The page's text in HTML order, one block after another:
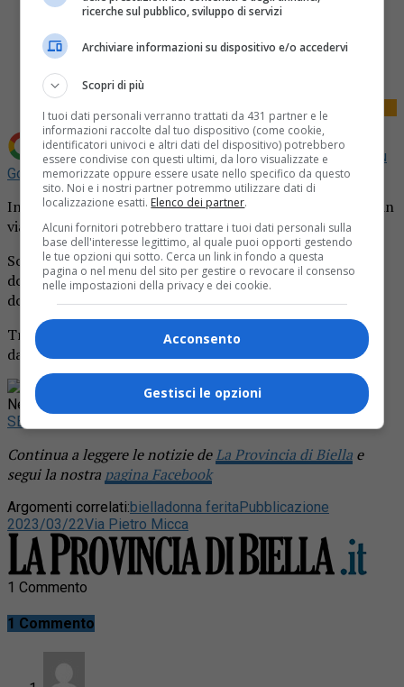
Share
Tweet
Aggiungi La Provincia di Biella come Fonte preferita su
Google
Incidente questa mattina davanti a una pizzeria di Biella, in
via Pietro Micca.
Sono intervenuti i volontari del 118 per soccorrere una
donna ferita e per il trasporto all’ospedale di Ponderano
dove riceverà le cure del caso.
Tra i primi a prestarle soccorso, i dipendenti del locale
davanti al quale è avvenuto il fatto.
Rimani aggiornato seguendoci su Google
News!
SEGUICI
Continua a leggere le notizie deLa Provincia di Biella e
segui la nostra pagina Facebook
Argomenti correlati:bielladonna feritaPubblicazione
2023/03/22Via Pietro Micca
1 Commento
1 Commento
ricerche sul pubblico, sviluppo di servizi
Archiviare informazioni su dispositivo e/o accedervi
Scopri di più
I tuoi dati personali verranno trattati da 431 partner e le
informazioni raccolte dal tuo dispositivo (come cookie,
identificatori univoci e altri dati del dispositivo) potrebbero
essere condivise con questi ultimi, da loro visualizzate e
memorizzate oppure essere usate nello specifico da questo
sito. Noi e i nostri partner potremmo utilizzare dati di
localizzazione esatti. Elenco dei partner.
Alcuni fornitori potrebbero trattare i tuoi dati personali sulla
base dell'interesse legittimo, al quale puoi opporti gestendo
le tue opzioni qui sotto. Cerca un link in fondo a questa
pagina o nel menu del sito per gestire o revocare il consenso
nelle impostazioni della privacy e dei cookie.
Acconsento
Gestisci le opzioni